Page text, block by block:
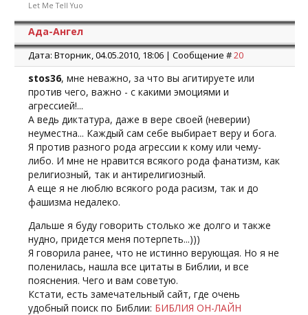
Let Me Tell Yuo
Ада-Ангел
Дата: Вторник, 04.05.2010, 18:06 | Сообщение #20
stos36, мне неважно, за что вы агитируете или
против чего, важно - с какими эмоциями и
агрессией!...
А ведь диктатура, даже в вере своей (неверии)
неуместна... Каждый сам себе выбирает веру и бога.
Я против разного рода агрессии к кому или чему-
либо. И мне не нравится всякого рода фанатизм, как
религиозный, так и антирелигиозный.
А еще я не люблю всякого рода расизм, так и до
фашизма недалеко.
Дальше я буду говорить столько же долго и также
нудно, придется меня потерпеть...)))
Я говорила ранее, что не истинно верующая. Но я не
поленилась, нашла все цитаты в Библии, и все
пояснения. Чего и вам советую.
Кстати, есть замечательный сайт, где очень
удобный поиск по Библии: БИБЛИЯ ОН-ЛАЙН